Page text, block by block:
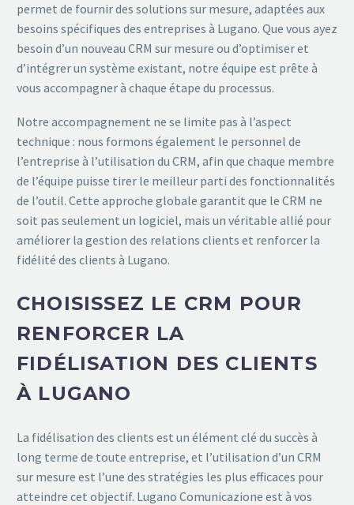
permet de fournir des solutions sur mesure, adaptées aux
besoins spécifiques des entreprises à Lugano. Que vous ayez
besoin d’un nouveau CRM sur mesure ou d’optimiser et
d’intégrer un système existant, notre équipe est prête à
vous accompagner à chaque étape du processus.
Notre accompagnement ne se limite pas à l’aspect
technique : nous formons également le personnel de
l’entreprise à l’utilisation du CRM, afin que chaque membre
de l’équipe puisse tirer le meilleur parti des fonctionnalités
de l’outil. Cette approche globale garantit que le CRM ne
soit pas seulement un logiciel, mais un véritable allié pour
améliorer la gestion des relations clients et renforcer la
fidélité des clients à Lugano.
CHOISISSEZ LE CRM POUR
RENFORCER LA
FIDÉLISATION DES CLIENTS
À LUGANO
La fidélisation des clients est un élément clé du succès à
long terme de toute entreprise, et l’utilisation d’un CRM
sur mesure est l’une des stratégies les plus efficaces pour
atteindre cet objectif. Lugano Comunicazione est à vos